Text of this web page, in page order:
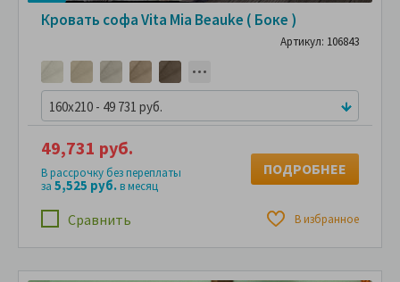
Кровать софа Vita Mia Beauke ( Боке )
Артикул: 106843
160x210 - 49 731 руб.
Сравнить В избранное
49,731 руб.
В рассрочку без переплаты
за 5,525 руб.в месяц
ПОДРОБНЕЕ